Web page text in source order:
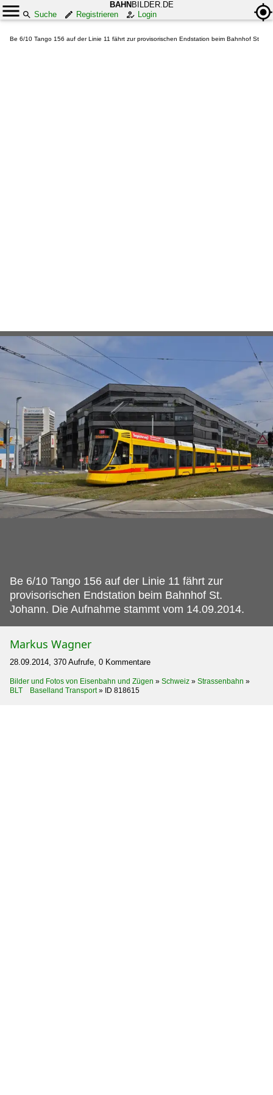
BAHN BILDER.DE
Suche
Registrieren Login
Be 6/10 Tango 156 auf der Linie 11 fährt zur provisorischen Endstation beim Bahnhof St
Be 6/10 Tango 156 auf der Linie 11 fährt zur
provisorischen Endstation beim Bahnhof St.
Johann. Die Aufnahme stammt vom 14.09.2014.
Markus Wagner
28.09.2014, 370 Aufrufe, 0 Kommentare
Bilder und Fotos von Eisenbahn und Zügen » Schweiz » Strassenbahn »
BLT Baselland Transport» ID 818615